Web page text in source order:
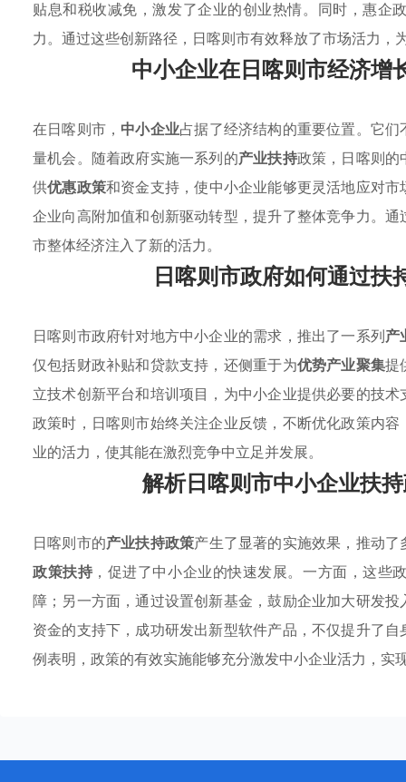
贴息和税收减免，激发了企业的创业热情。同时，惠企
力。通过这些创新路径，日喀则市有效释放了市场活力
中小企业在日喀则市经济增
在日喀则市， 中小企业占据了经济结构的重要位置。它
量机会。随着政府实施一系列的产业扶持政策，日喀则的
供优惠政策和资金支持，使中小企业能够更灵活地应对
企业向高附加值和创新驱动转型，提升了整体竞争力。
市整体经济注入了新的活力。
日喀则市政府如何通过扶
日喀则市政府针对地方中小企业的需求，推出了一系列产
仅包括财政补贴和贷款支持，还侧重于为优势产业聚集提
立技术创新平台和培训项目，为中小企业提供必要的技
政策时，日喀则市始终关注企业反馈，不断优化政策内
业的活力，使其能在激烈竞争中立足并发展。
解析日喀则市中小企业扶
日喀则市的产业扶持政策产生了显著的实施效果，推动了
政策扶持 ，促进了中小企业的快速发展。一方面，这
障；另一方面，通过设置创新基金，鼓励企业加大研发
资金的支持下，成功研发出新型软件产品，不仅提升了
例表明，政策的有效实施能够充分激发中小企业活力，实